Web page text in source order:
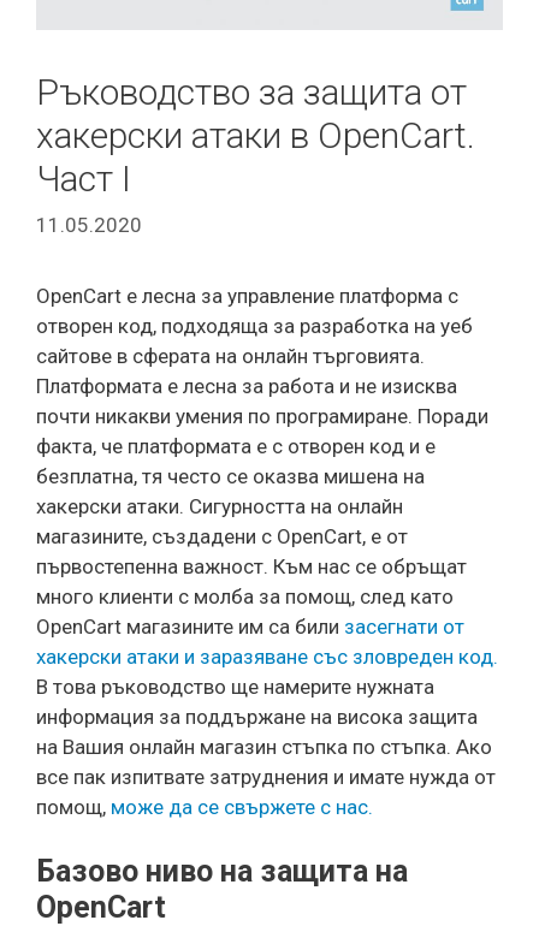
Ръководство за защита от
хакерски атаки в OpenCart.
Част I
11.05.2020
OpenCart е лесна за управление платформа с
отворен код, подходяща за разработка на уеб
сайтове в сферата на онлайн търговията.
Платформата е лесна за работа и не изисква
почти никакви умения по програмиране. Поради
факта, че платформата е с отворен код и е
безплатна, тя често се оказва мишена на
хакерски атаки. Сигурността на онлайн
магазините, създадени с OpenCart, е от
първостепенна важност. Към нас се обръщат
много клиенти с молба за помощ, след като
OpenCart магазините им са били засегнати от
хакерски атаки и заразяване със зловреден код.
В това ръководство ще намерите нужната
информация за поддържане на висока защита
на Вашия онлайн магазин стъпка по стъпка. Ако
все пак изпитвате затруднения и имате нужда от
помощ, може да се свържете с нас.
Базово ниво на защита на
OpenCart